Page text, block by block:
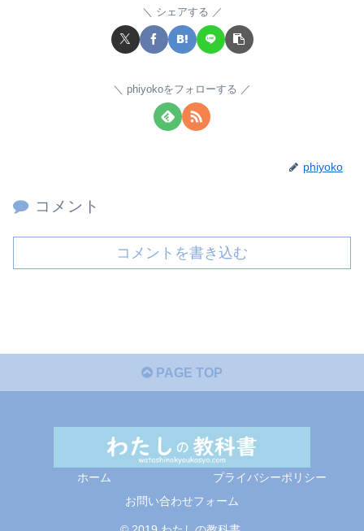
シェアする
phiyokoをフォローする
phiyoko
コメント
コメントを書き込む
PAGE TOP
ホーム
プライバシーポリシー
お問い合わせフォーム